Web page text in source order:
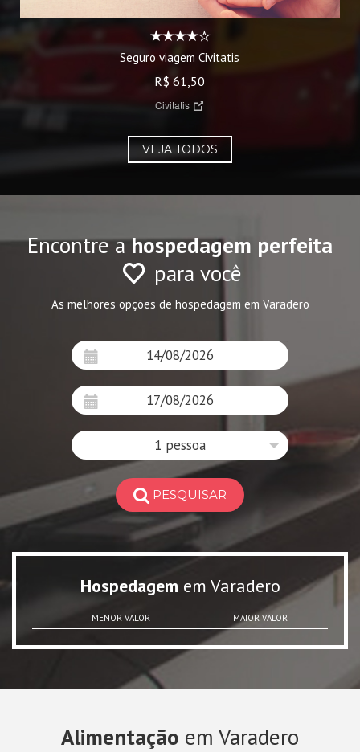
Seguro viagem Civitatis
R$ 61,50
Civitatis
VEJA TODOS
Encontre ahospedagem perfeita
para você
As melhores opções de hospedagem em Varadero
1 pessoa
PESQUISAR
Hospedagem em Varadero
MENOR VALOR MAIOR VALOR
Alimentação em Varadero